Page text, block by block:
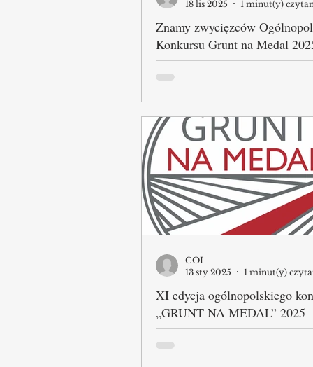
Znamy zwycięzców
Konkursu Grunt na Medal
6 listopada 2025 roku
na Medal jest wyjątkową
jednostek samorządu
prezentację swojej oferty
gronu potencjalnych
pomocą specjalnych narzędzi
promocyjnych, oferowanych
PAIH oraz samorządy
XI edycji Ogólnopolskiego
628 terenów zarejestrow
18 lis 2025
1 minut(y)
XI edycja ogólnopolskiego
„GRUNT NA MEDAL” 2025
zakończyła etap przygotowań
COI
13 sty 2025
1 minut(y)